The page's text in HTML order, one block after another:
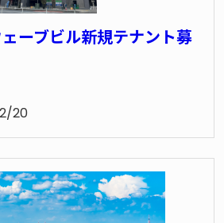
ーブビル新規テナント募
20